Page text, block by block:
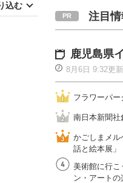
込む
注目情
鹿児島県
8月6日 9:32更新
フラワーパー
南日本新聞
かごしまメル
話と絵本展」
美術館に行
ン・アートの